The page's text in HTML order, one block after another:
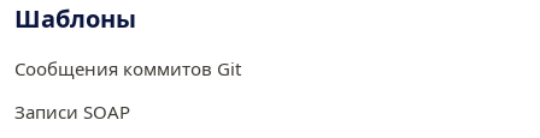
Шаблоны
Сообщения коммитов Git
Записи SOAP